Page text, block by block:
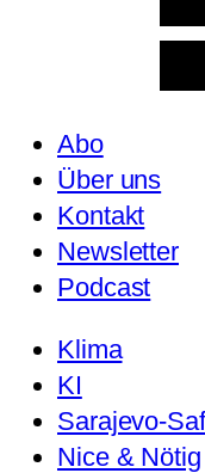
Abo
Über uns
Kontakt
Newsletter
Podcast
Klima
KI
Sarajevo-
Nice & Nötig